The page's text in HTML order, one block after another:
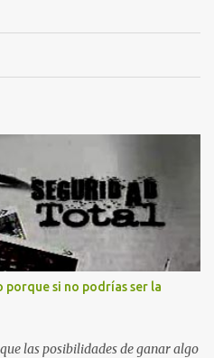
porque si no podrías ser la
las posibilidades de ganar algo